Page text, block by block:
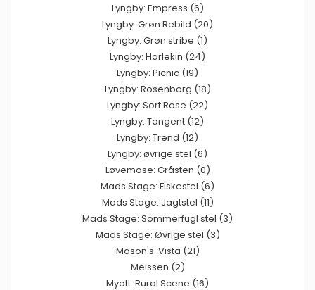
Lyngby: Empress (6)
Lyngby: Grøn Rebild (20)
Lyngby: Grøn stribe (1)
Lyngby: Harlekin (24)
Lyngby: Picnic (19)
Lyngby: Rosenborg (18)
Lyngby: Sort Rose (22)
Lyngby: Tangent (12)
Lyngby: Trend (12)
Lyngby: øvrige stel (6)
Løvemose: Gråsten (0)
Mads Stage: Fiskestel (6)
Mads Stage: Jagtstel (11)
Mads Stage: Sommerfugl stel (3)
Mads Stage: Øvrige stel (3)
Mason's: Vista (21)
Meissen (2)
Myott: Rural Scene (16)